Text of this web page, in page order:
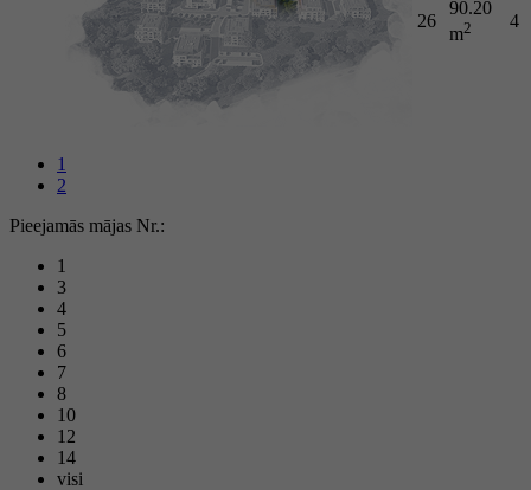
26
90.20
m2 4
1
2
Pieejamās mājas Nr.:
1
3
4
5
6
7
8
10
12
14
visi